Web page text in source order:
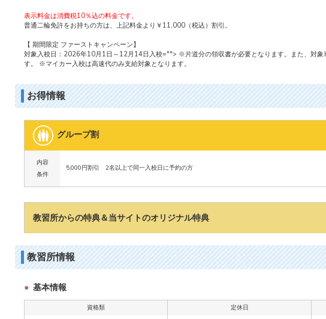
表示料金は消費税10％込の料金です。
普通二輪免許をお持ちの方は、上記料金より￥11,000（税込）割引。
【 期間限定 ファーストキャンペーン】
対象入校日：2026年10月1日～12月14日入校=""> ※片道分の領収書が必要となります。また、対象
す。 ※マイカー入校は高速代のみ支給対象となります。
お得情報
グループ割
内容
条件
5,000円割引 2名以上で同一入校日に予約の方
教習所からの特典＆当サイトのオリジナル特典
教習所情報
基本情報
資格類 定休日